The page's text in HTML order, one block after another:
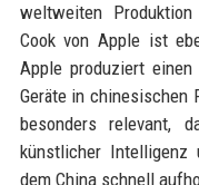
weltweiten
Cook von Apple ist
Apple produziert
Geräte in chinesischen
besonders relevant,
künstlicher
dem China schnell